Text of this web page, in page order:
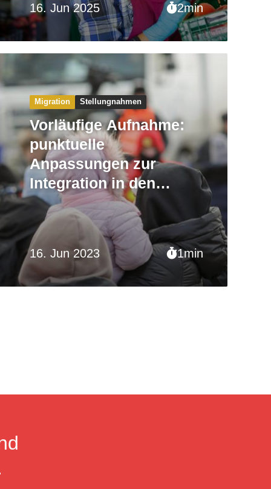
16. Jun 2025 2min
16. Jun 2023 1min
Migration Stellungnahmen
Vorläufige Aufnahme:
punktuelle
Anpassungen zur
Integration in den
Arbeitsmarkt